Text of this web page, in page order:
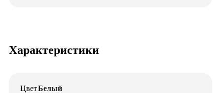
Характеристики
ЦветБелый